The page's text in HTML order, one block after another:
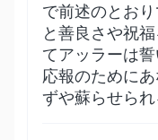
で前述のとお
と善良さや祝
てアッラーは
応報のために
ずや蘇らせられ